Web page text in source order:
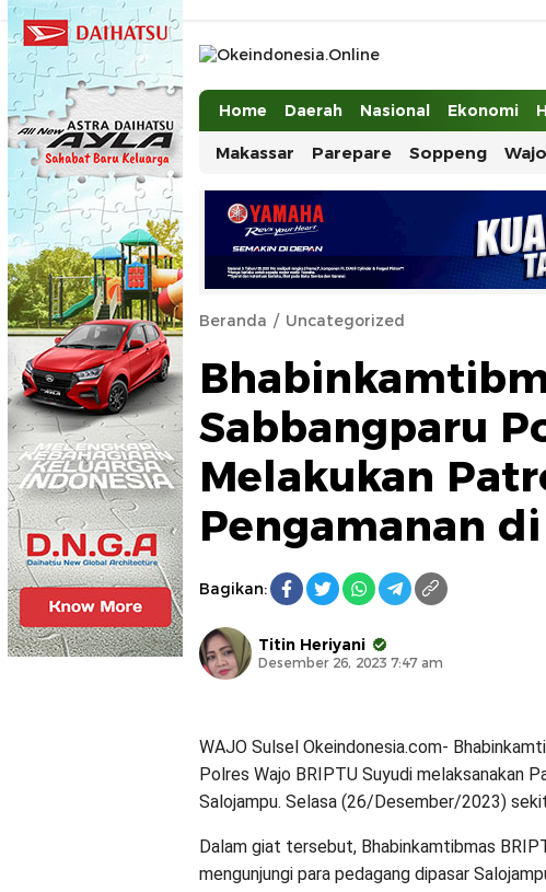
Okeindonesia.Online
Mengonlinekan Indonesia Secara Utuh
Home
Daerah Nasional Ekonomi
Makassar Parepare Soppeng Wajo
Beranda Uncategorized
Sabbangparu
Melakukan
Pengamanan
Bagikan:
Titin Heriyani
Desember 26, 2023 7:47 am
WAJO Sulsel Okeindonesia.com-
Polres Wajo BRIPTU Suyudi melaksanakan
Salojampu. Selasa (26/Desember/2023)
Dalam giat tersebut, Bhabinkamtibmas
mengunjungi para pedagang dipasar